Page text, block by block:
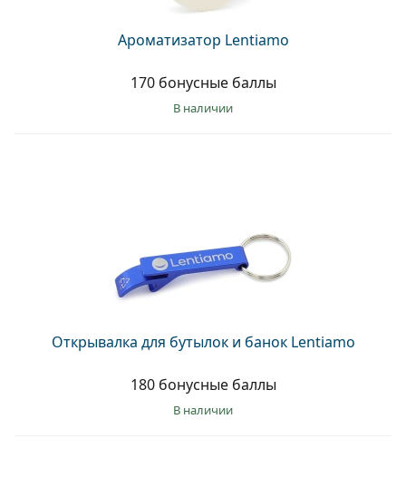
Ароматизатор Lentiamo
170 бонусные баллы
в наличии
Открывалка для бутылок и банок Lentiamo
180 бонусные баллы
в наличии